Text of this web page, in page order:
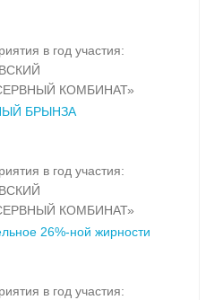
в год участия:
КОМБИНАТ»
БРЫНЗА
в год участия:
КОМБИНАТ»
26%-ной жирности
в год участия: